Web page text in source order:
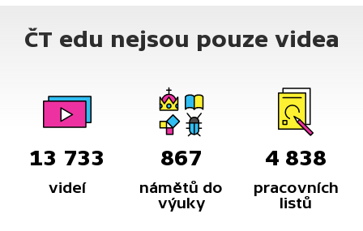
ČT edu nejsou pouze videa
13 733
videí
867
námětů do
výuky
4 838
pracovních
listů